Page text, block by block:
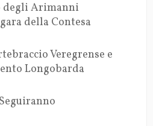
degli Arimanni
della Contesa
Veregrense e
Longobarda
Seguiranno